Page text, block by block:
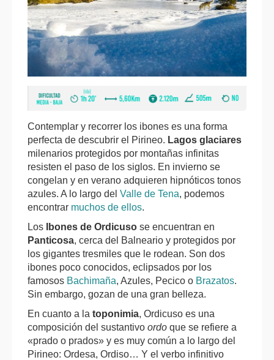
Contemplar y recorrer los ibones es una forma
perfecta de descubrir el Pirineo. Lagos glaciares
milenarios protegidos por montañas infinitas
resisten el paso de los siglos. En invierno se
congelan y en verano adquieren hipnóticos tonos
azules. A lo largo del Valle de Tena, podemos
encontrar muchos de ellos.
Los
Ibones de Ordicuso se encuentran en
Panticosa, cerca del Balneario y protegidos por
los gigantes tresmiles que le rodean. Son dos
ibones poco conocidos, eclipsados por los
famosos Bachimaña, Azules, Pecico o Brazatos.
Sin embargo, gozan de una gran belleza.
En cuanto a la toponimia, Ordicuso es una
composición del sustantivo ordo que se refiere a
«prado o prados» y es muy común a lo largo del
Pirineo: Ordesa, Ordiso… Y el verbo infinitivo